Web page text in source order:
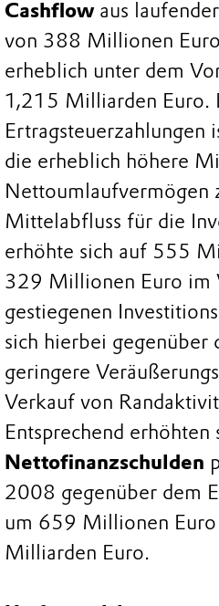
Cashflow aus
von 388 Millionen
erheblich unter dem
1,215 Milliarden Euro.
Ertragsteuerzahlungen
die erheblich höhere
Nettoumlaufvermögen
Mittelabfluss für die
erhöhte sich auf 555
329 Millionen Euro im
gestiegenen
sich hierbei gegenüber
geringere
Verkauf von
Entsprechend erhöhten
Nettofinanzschulden
2008 gegenüber dem
um 659 Millionen
Milliarden Euro.